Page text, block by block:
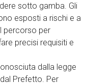
sotto gamba. Gli
esposti a rischi e a
percorso per
precisi requisiti e
dalla legge
Prefetto. Per